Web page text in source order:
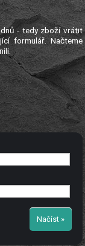
- tedy zboží vrátit
formulář. Načteme